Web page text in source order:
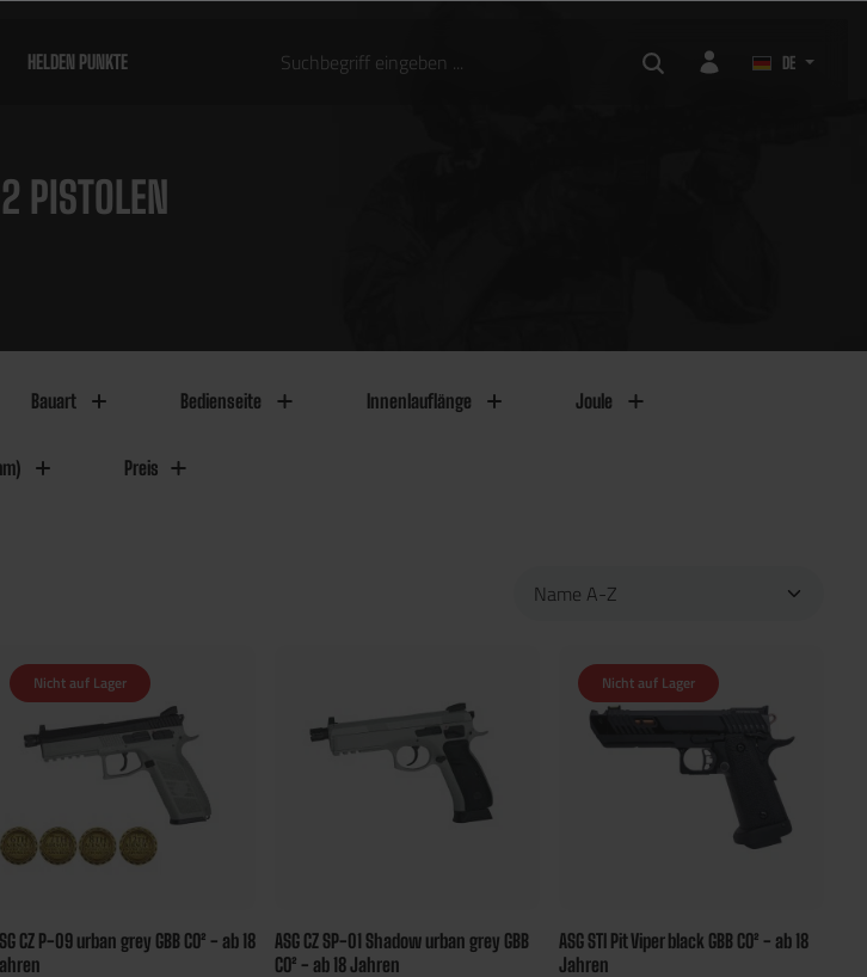
HELDEN PUNKTE DE
PISTOLEN
Bauart Bedienseite Innenlauflänge Joule
Preis
Nicht auf Lager
CZ P-09 urban grey GBB CO² - ab 18
ASG CZ SP-01 Shadow urban grey GBB
CO² - ab 18 Jahren
Nicht auf Lager
ASG STI Pit Viper black GBB CO² - ab 18
Jahren